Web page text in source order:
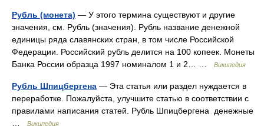
Рубль (монета) — У этого термина существуют и другие
значения, см. Рубль (значения). Рубль название денежной
единицы ряда славянских стран, в том числе Российской
Федерации. Российский рубль делится на 100 копеек. Монеты
Банка России образца 1997 номиналом 1 и 2… …
Википедия
Рубль Шпицбергена — Эта статья или раздел нуждается в
переработке. Пожалуйста, улучшите статью в соответствии с
правилами написания статей. Рубль Шпицбергена денежные
Википедия